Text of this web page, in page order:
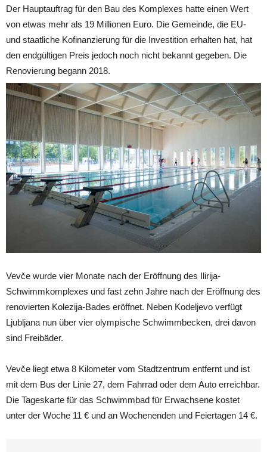
Der Hauptauftrag für den Bau des Komplexes hatte einen Wert
von etwas mehr als 19 Millionen Euro. Die Gemeinde, die EU-
und staatliche Kofinanzierung für die Investition erhalten hat, hat
den endgültigen Preis jedoch noch nicht bekannt gegeben. Die
Renovierung begann 2018.
Vevče wurde vier Monate nach der Eröffnung des Ilirija-
Schwimmkomplexes und fast zehn Jahre nach der Eröffnung des
renovierten Kolezija-Bades eröffnet. Neben Kodeljevo verfügt
Ljubljana nun über vier olympische Schwimmbecken, drei davon
sind Freibäder.
Vevče liegt etwa 8 Kilometer vom Stadtzentrum entfernt und ist
mit dem Bus der Linie 27, dem Fahrrad oder dem Auto erreichbar.
Die Tageskarte für das Schwimmbad für Erwachsene kostet
unter der Woche 11 € und an Wochenenden und Feiertagen 14 €.